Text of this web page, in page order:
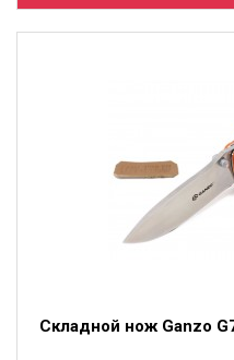
Складной нож Ganzo